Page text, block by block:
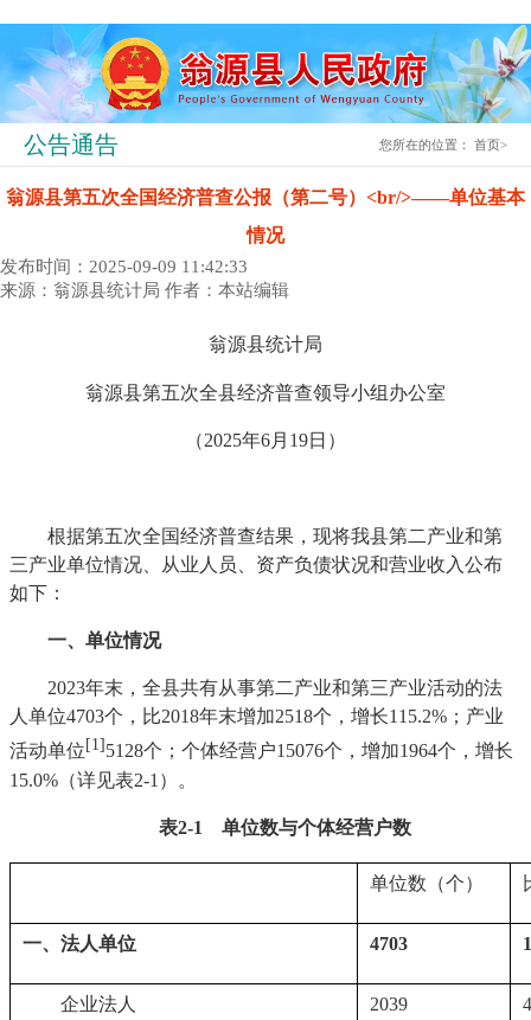
公告通告 您所在的位置：首页>
翁源县第五次全国经济普查公报（第二号）<br/>——单位基本
情况
发布时间：2025-09-09 11:42:33
来源：翁源县统计局 作者：本站编辑
翁源县统计局
翁源县第五次全县经济普查领导小组办公室
（2025年6月19日）
根据第五次全国经济普查结果，现将我县第二产业和第
三产业单位情况、从业人员、资产负债状况和营业收入公布
如下：
一、单位情况
2023年末，全县共有从事第二产业和第三产业活动的法
人单位4703个，比2018年末增加2518个，增长115.2%；产业
活动单位[1] 5128个；个体经营户15076个，增加1964个，增长
15.0%（详见表2-1）。
表2-1单位数与个体经营户数
单位数（个）
一、法人单位 4703
企业法人 2039